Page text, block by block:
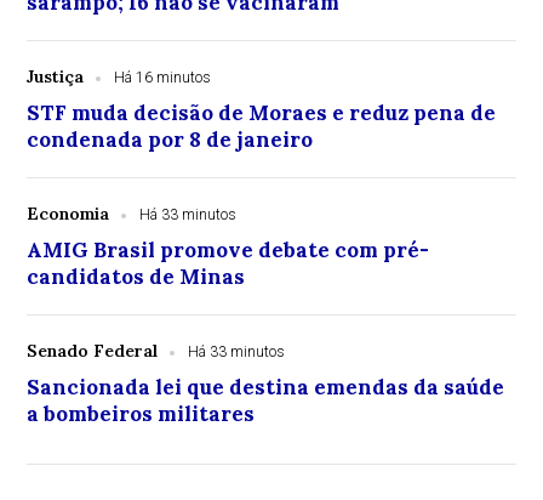
Justiça Há 16 minutos
STF muda decisão de Moraes e reduz pena de
condenada por 8 de janeiro
Economia Há 33 minutos
AMIG Brasil promove debate com pré-
candidatos de Minas
Senado Federal Há 33 minutos
Sancionada lei que destina emendas da saúde
a bombeiros militares